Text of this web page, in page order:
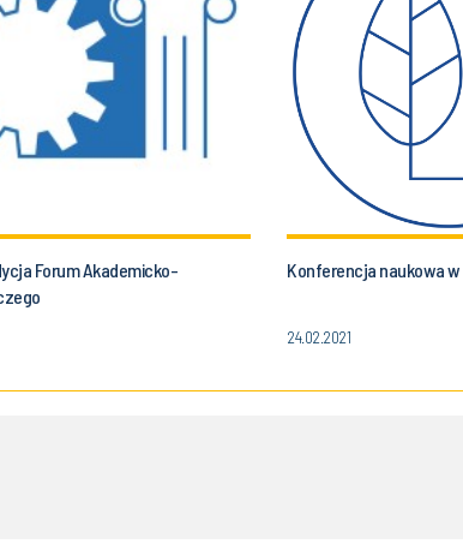
Forum Akademicko-
Konferencja naukowa w
24.02.2021